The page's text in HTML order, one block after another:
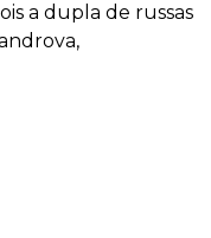
a dupla de russas